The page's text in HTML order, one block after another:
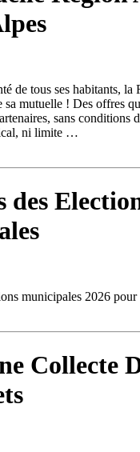
de tous ses habitants,
mutuelle ! Des offres
sans conditions
ni limite …
des
municipales 2026
Collecte